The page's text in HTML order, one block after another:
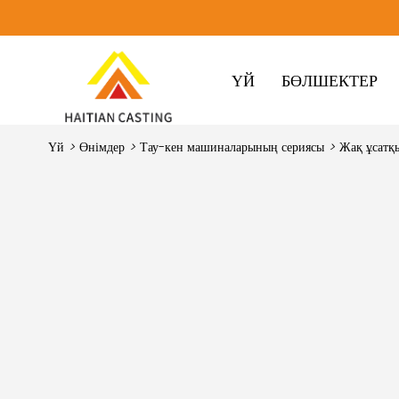
ҮЙ БӨЛШЕКТЕР
Үй > Өнімдер > Тау-кен машиналарының сериясы > Жақ